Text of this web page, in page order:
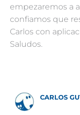
empezaremos a
confiamos que
Carlos con
Saludos.
CARLOS